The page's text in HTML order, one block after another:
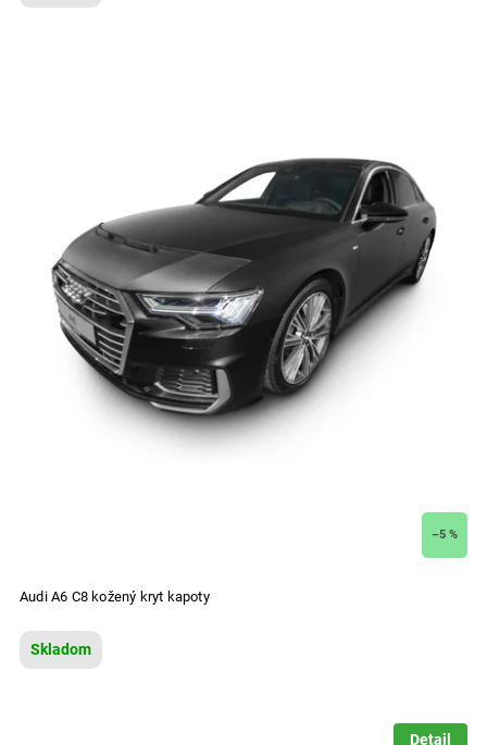
–5 %
Audi A6 C8 kožený kryt kapoty
Skladom
Detail